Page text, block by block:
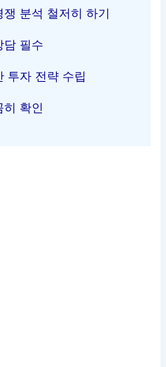
분석 철저히 하기
담 필수
투자 전략 수립
히 확인